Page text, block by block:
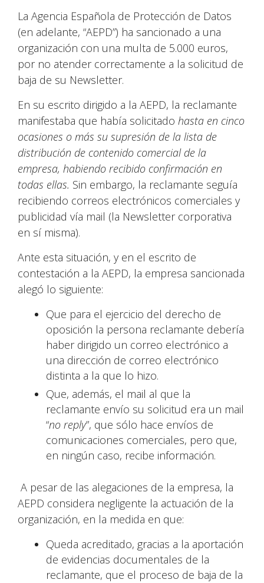
La Agencia Española de Protección de Datos
(en adelante, “AEPD”) ha sancionado a una
organización con una multa de 5.000 euros,
por no atender correctamente a la solicitud de
baja de su Newsletter.
En su escrito dirigido a la AEPD, la reclamante
manifestaba que había solicitado hasta en cinco
ocasiones o más su supresión de la lista de
distribución de contenido comercial de la
empresa, habiendo recibido confirmación en
todas ellas. Sin embargo, la reclamante seguía
recibiendo correos electrónicos comerciales y
publicidad vía mail (la Newsletter corporativa
en sí misma).
Ante esta situación, y en el escrito de
contestación a la AEPD, la empresa sancionada
alegó lo siguiente:
Que para el ejercicio del derecho de
oposición la persona reclamante debería
haber dirigido un correo electrónico a
una dirección de correo electrónico
distinta a la que lo hizo.
Que, además, el mail al que la
reclamante envío su solicitud era un mail
“no reply”, que sólo hace envíos de
comunicaciones comerciales, pero que,
en ningún caso, recibe información.
A pesar de las alegaciones de la empresa, la
AEPD considera negligente la actuación de la
organización, en la medida en que:
Queda acreditado, gracias a la aportación
de evidencias documentales de la
reclamante, que el proceso de baja de la